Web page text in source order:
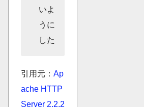
いよ
うに
した
引用元： Ap
ache HTTP
Server 2.2.2